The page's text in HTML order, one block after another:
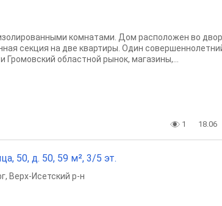
комнатами. Дом расположен во
секция на две квартиры. Один
областной рынок, магазины,...
1 18.06
50, д. 50, 59 м², 3/5 эт.
, Верх-Исетский р-н